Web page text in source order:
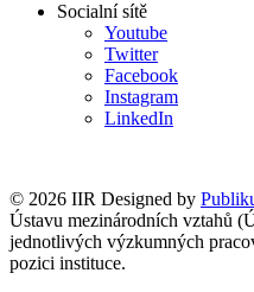
Socialní sítě
Youtube
Twitter
Facebook
Instagram
LinkedIn
© 2026 IIR Designed by
Ústavu mezinárodních vztahů
jednotlivých výzkumných
pozici instituce.